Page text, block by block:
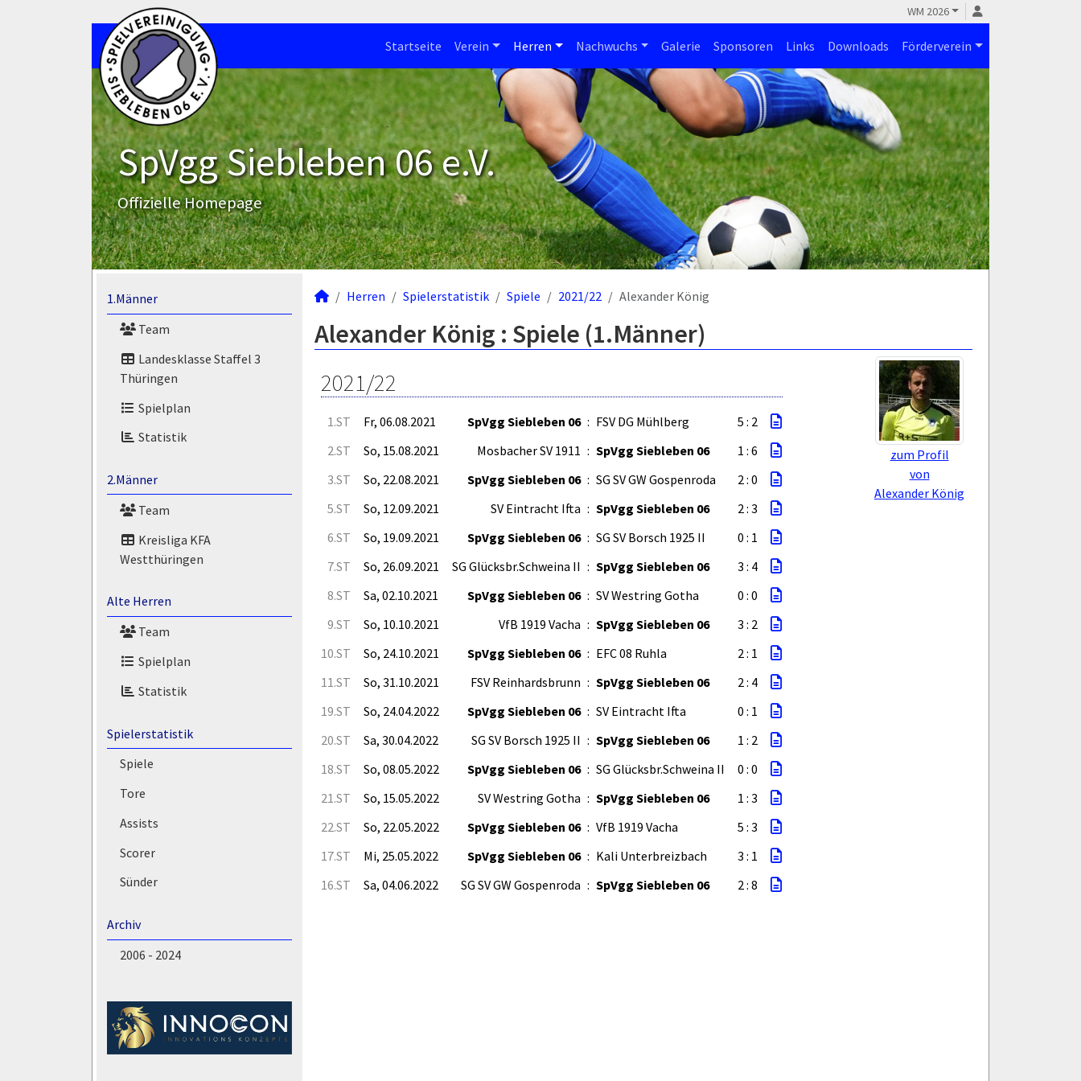
WM 2026
Startseite Verein Herren Nachwuchs Galerie Sponsoren Links Downloads Förderverein
SpVgg Siebleben 06 e.V.
Offizielle Homepage
1.Männer
Team
Landesklasse Staffel 3
Thüringen
Spielplan
Statistik
2.Männer
Team
Kreisliga KFA
Westthüringen
Alte Herren
Team
Spielplan
Statistik
Spielerstatistik
Spiele
Tore
Assists
Scorer
Sünder
Archiv
2006 - 2024
Herren Spielerstatistik Spiele 2021/22 Alexander König
Alexander König : Spiele (1.Männer)
zum Profil
von
Alexander König
2021/22
1.ST Fr, 06.08.2021 SpVgg Siebleben 06 : FSV DG Mühlberg
5 : 2
2.ST
So, 15.08.2021 Mosbacher SV 1911 : SpVgg Siebleben 06
1 : 6
3.ST
So, 22.08.2021 SpVgg Siebleben 06 : SG SV GW Gospenroda
2 : 0
5.ST
So, 12.09.2021 SV Eintracht Ifta : SpVgg Siebleben 06
2 : 3
6.ST
So, 19.09.2021 SpVgg Siebleben 06 : SG SV Borsch 1925 II
0 : 1
7.ST
So, 26.09.2021 SG Glücksbr.Schweina II : SpVgg Siebleben 06
3 : 4
8.ST
Sa, 02.10.2021 SpVgg Siebleben 06 : SV Westring Gotha
0 : 0
9.ST
So, 10.10.2021 VfB 1919 Vacha : SpVgg Siebleben 06
3 : 2
10.ST
So, 24.10.2021 SpVgg Siebleben 06 : EFC 08 Ruhla
2 : 1
11.ST
So, 31.10.2021 FSV Reinhardsbrunn : SpVgg Siebleben 06
2 : 4
19.ST
So, 24.04.2022 SpVgg Siebleben 06 : SV Eintracht Ifta
0 : 1
20.ST
Sa, 30.04.2022 SG SV Borsch 1925 II : SpVgg Siebleben 06
1 : 2
18.ST
So, 08.05.2022 SpVgg Siebleben 06 : SG Glücksbr.Schweina II
0 : 0
21.ST
So, 15.05.2022 SV Westring Gotha : SpVgg Siebleben 06
1 : 3
22.ST
So, 22.05.2022 SpVgg Siebleben 06 : VfB 1919 Vacha
5 : 3
17.ST
Mi, 25.05.2022 SpVgg Siebleben 06 : Kali Unterbreizbach
3 : 1
16.ST
Sa, 04.06.2022 SG SV GW Gospenroda : SpVgg Siebleben 06 2 : 8